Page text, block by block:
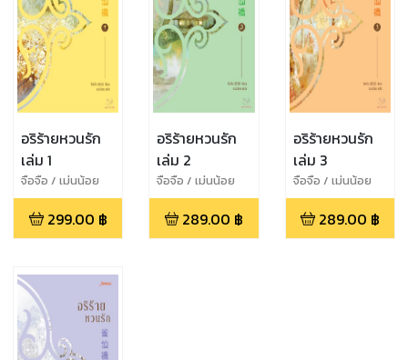
อริร้ายหวนรัก
เล่ม 1
จือจือ / เม่นน้อย
299.00 ฿
อริร้ายหวนรัก
เล่ม 2
จือจือ / เม่นน้อย
289.00 ฿
อริร้ายหวนรัก
เล่ม 3
จือจือ / เม่นน้อย
289.00 ฿